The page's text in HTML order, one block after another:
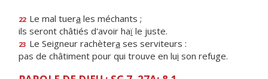
22 Le mal tuera les méchants ;
ils seront châtiés d'avoir haï le juste.
23 Le Seigneur rachètera ses serviteurs :
pas de châtiment pour qui trouve en lui son refuge.